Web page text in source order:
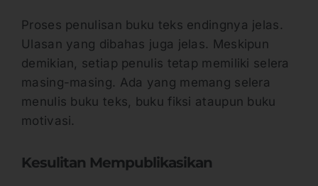
Proses penulisan buku teks endingnya jelas.
Ulasan yang dibahas juga jelas. Meskipun
demikian, setiap penulis tetap memiliki selera
masing-masing. Ada yang memang selera
menulis buku teks, buku fiksi ataupun buku
motivasi.
Kesulitan Mempublikasikan